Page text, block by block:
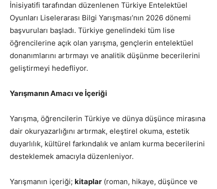
İnisiyatifi tarafından düzenlenen Türkiye Entelektüel
Oyunları Liselerarası Bilgi Yarışması’nın 2026 dönemi
başvuruları başladı. Türkiye genelindeki tüm lise
öğrencilerine açık olan yarışma, gençlerin entelektüel
donanımlarını artırmayı ve analitik düşünme becerilerini
geliştirmeyi hedefliyor.
Yarışmanın Amacı ve İçeriği
Yarışma, öğrencilerin Türkiye ve dünya düşünce mirasına
dair okuryazarlığını artırmak, eleştirel okuma, estetik
duyarlılık, kültürel farkındalık ve anlam kurma becerilerini
desteklemek amacıyla düzenleniyor.
Yarışmanın içeriği; kitaplar (roman, hikaye, düşünce ve